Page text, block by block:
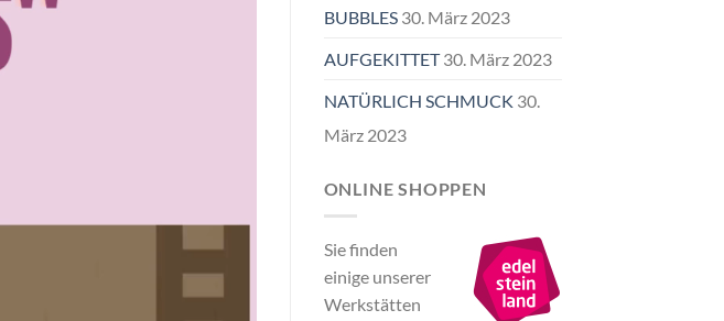
BUBBLES 30. März 2023
AUFGEKITTET 30. März 2023
NATÜRLICH SCHMUCK 30.
März 2023
ONLINE SHOPPEN
Sie finden
einige unserer
Werkstätten